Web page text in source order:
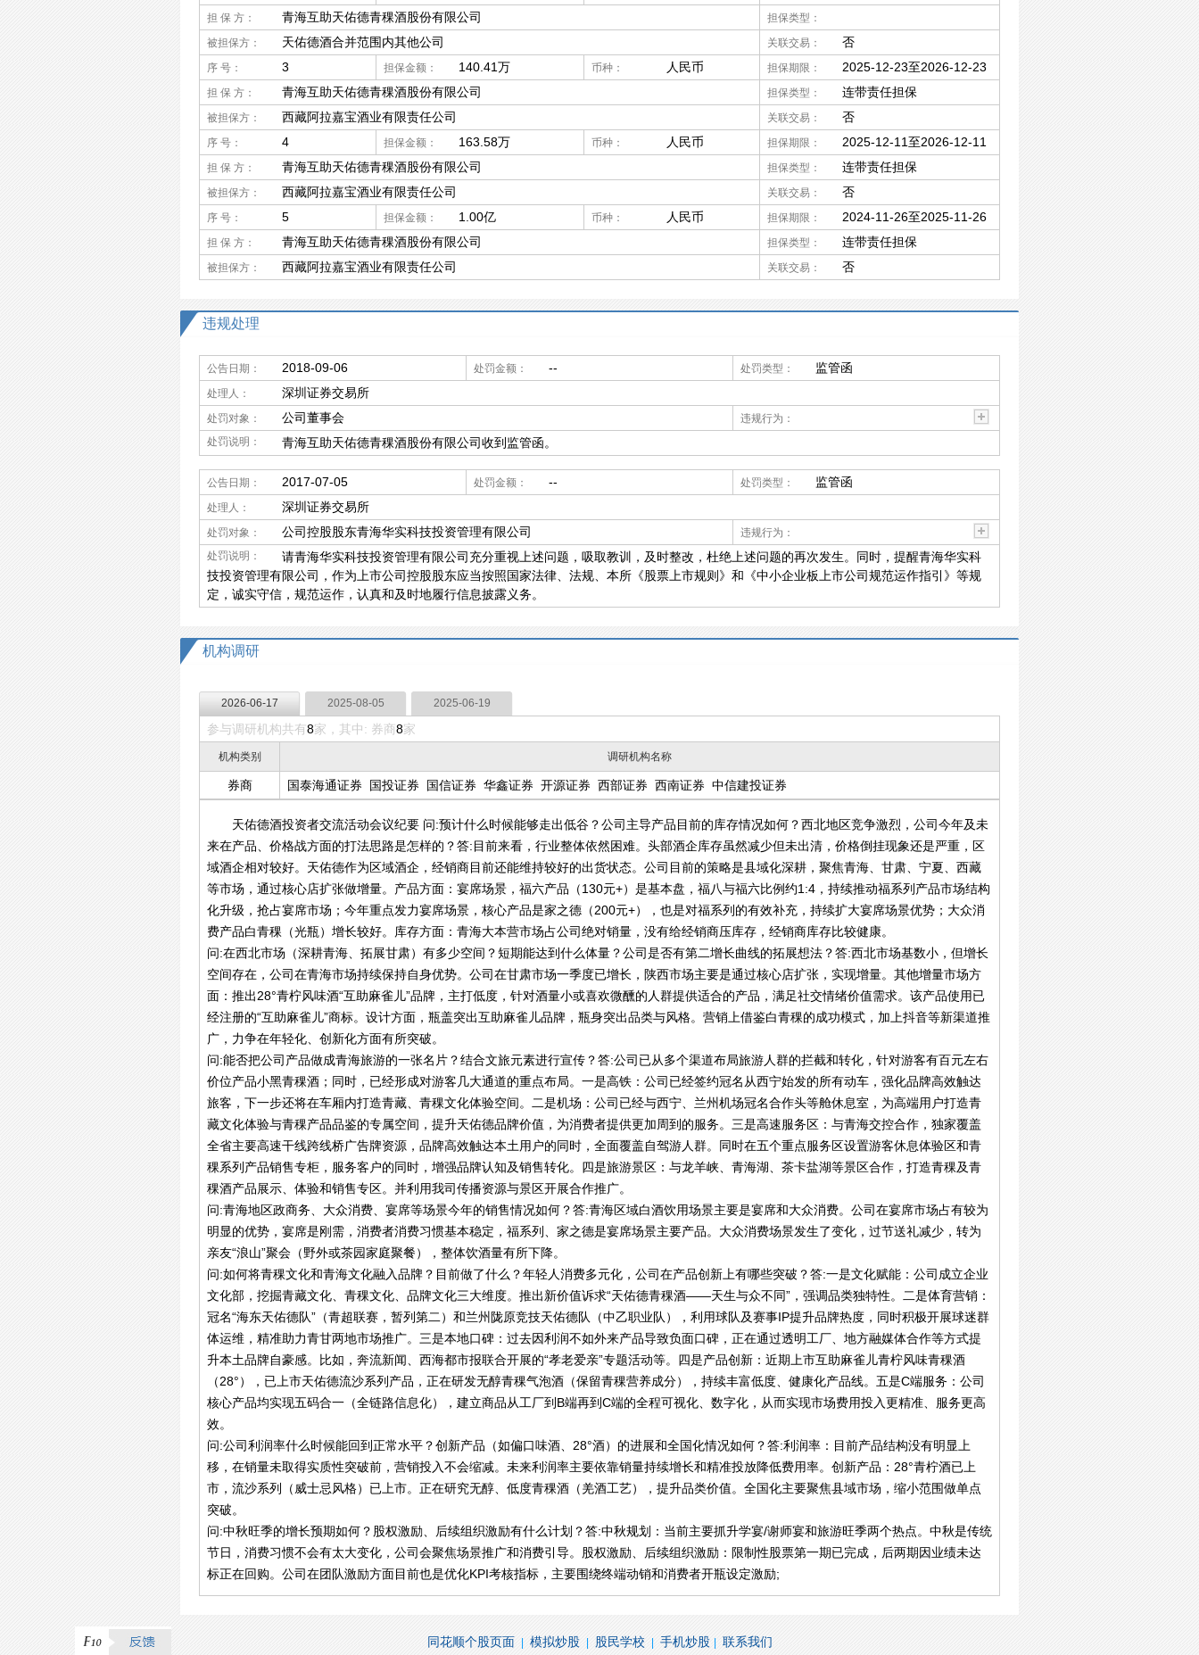
担 保 方： 青海互助天佑德青稞酒股份有限公司
担保类型：
被担保方：
天佑德酒合并范围内其他公司 关联交易： 否
序 号： 3 担保金额： 140.41万 币种： 人民币 担保期限： 2025-12-23至2026-12-23
担 保 方： 青海互助天佑德青稞酒股份有限公司 担保类型： 连带责任担保
被担保方： 西藏阿拉嘉宝酒业有限责任公司 关联交易： 否
序 号： 4 担保金额： 163.58万 币种： 人民币 担保期限： 2025-12-11至2026-12-11
担 保 方： 青海互助天佑德青稞酒股份有限公司 担保类型： 连带责任担保
被担保方： 西藏阿拉嘉宝酒业有限责任公司 关联交易： 否
序 号： 5 担保金额： 1.00亿 币种： 人民币 担保期限： 2024-11-26至2025-11-26
担 保 方： 青海互助天佑德青稞酒股份有限公司 担保类型： 连带责任担保
被担保方： 西藏阿拉嘉宝酒业有限责任公司 关联交易： 否
违规处理
公告日期： 2018-09-06 处罚金额： -- 处罚类型： 监管函
处理人： 深圳证券交易所
处罚对象： 公司董事会
违规行为：
处罚说明：
青海互助天佑德青稞酒股份有限公司收到监管函。
公告日期： 2017-07-05 处罚金额： -- 处罚类型： 监管函
处理人： 深圳证券交易所
处罚对象： 公司控股股东青海华实科技投资管理有限公司
违规行为：
处罚说明：
请青海华实科技投资管理有限公司充分重视上述问题，吸取教训，及时整改，杜绝上述问题的再次发生。同时，提醒青海华实科
技投资管理有限公司，作为上市公司控股股东应当按照国家法律、法规、本所《股票上市规则》和《中小企业板上市公司规范运作指引》等规
定，诚实守信，规范运作，认真和及时地履行信息披露义务。
机构调研
2026-06-17 2025-08-05 2025-06-19
参与调研机构共有8家，其中: 券商8家
机构类别 调研机构名称
券商 国泰海通证券 国投证券 国信证券 华鑫证券 开源证券 西部证券 西南证券 中信建投证券
天佑德酒投资者交流活动会议纪要 问:预计什么时候能够走出低谷？公司主导产品目前的库存情况如何？西北地区竞争激烈，公司今年及未
来在产品、价格战方面的打法思路是怎样的？答:目前来看，行业整体依然困难。头部酒企库存虽然减少但未出清，价格倒挂现象还是严重，区
域酒企相对较好。天佑德作为区域酒企，经销商目前还能维持较好的出货状态。公司目前的策略是县域化深耕，聚焦青海、甘肃、宁夏、西藏
等市场，通过核心店扩张做增量。产品方面：宴席场景，福六产品（130元+）是基本盘，福八与福六比例约1:4，持续推动福系列产品市场结构
化升级，抢占宴席市场；今年重点发力宴席场景，核心产品是家之德（200元+），也是对福系列的有效补充，持续扩大宴席场景优势；大众消
费产品白青稞（光瓶）增长较好。库存方面：青海大本营市场占公司绝对销量，没有给经销商压库存，经销商库存比较健康。
问:在西北市场（深耕青海、拓展甘肃）有多少空间？短期能达到什么体量？公司是否有第二增长曲线的拓展想法？答:西北市场基数小，但增长
空间存在，公司在青海市场持续保持自身优势。公司在甘肃市场一季度已增长，陕西市场主要是通过核心店扩张，实现增量。其他增量市场方
面：推出28°青柠风味酒“互助麻雀儿”品牌，主打低度，针对酒量小或喜欢微醺的人群提供适合的产品，满足社交情绪价值需求。该产品使用已
经注册的“互助麻雀儿”商标。设计方面，瓶盖突出互助麻雀儿品牌，瓶身突出品类与风格。营销上借鉴白青稞的成功模式，加上抖音等新渠道推
广，力争在年轻化、创新化方面有所突破。
问:能否把公司产品做成青海旅游的一张名片？结合文旅元素进行宣传？答:公司已从多个渠道布局旅游人群的拦截和转化，针对游客有百元左右
价位产品小黑青稞酒；同时，已经形成对游客几大通道的重点布局。一是高铁：公司已经签约冠名从西宁始发的所有动车，强化品牌高效触达
旅客，下一步还将在车厢内打造青藏、青稞文化体验空间。二是机场：公司已经与西宁、兰州机场冠名合作头等舱休息室，为高端用户打造青
藏文化体验与青稞产品品鉴的专属空间，提升天佑德品牌价值，为消费者提供更加周到的服务。三是高速服务区：与青海交控合作，独家覆盖
全省主要高速干线跨线桥广告牌资源，品牌高效触达本土用户的同时，全面覆盖自驾游人群。同时在五个重点服务区设置游客休息体验区和青
稞系列产品销售专柜，服务客户的同时，增强品牌认知及销售转化。四是旅游景区：与龙羊峡、青海湖、茶卡盐湖等景区合作，打造青稞及青
稞酒产品展示、体验和销售专区。并利用我司传播资源与景区开展合作推广。
问:青海地区政商务、大众消费、宴席等场景今年的销售情况如何？答:青海区域白酒饮用场景主要是宴席和大众消费。公司在宴席市场占有较为
明显的优势，宴席是刚需，消费者消费习惯基本稳定，福系列、家之德是宴席场景主要产品。大众消费场景发生了变化，过节送礼减少，转为
亲友“浪山”聚会（野外或茶园家庭聚餐），整体饮酒量有所下降。
问:如何将青稞文化和青海文化融入品牌？目前做了什么？年轻人消费多元化，公司在产品创新上有哪些突破？答:一是文化赋能：公司成立企业
文化部，挖掘青藏文化、青稞文化、品牌文化三大维度。推出新价值诉求“天佑德青稞酒——天生与众不同”，强调品类独特性。二是体育营销：
冠名“海东天佑德队”（青超联赛，暂列第二）和兰州陇原竞技天佑德队（中乙职业队），利用球队及赛事IP提升品牌热度，同时积极开展球迷群
体运维，精准助力青甘两地市场推广。三是本地口碑：过去因利润不如外来产品导致负面口碑，正在通过透明工厂、地方融媒体合作等方式提
升本土品牌自豪感。比如，奔流新闻、西海都市报联合开展的“孝老爱亲”专题活动等。四是产品创新：近期上市互助麻雀儿青柠风味青稞酒
（28°），已上市天佑德流沙系列产品，正在研发无醇青稞气泡酒（保留青稞营养成分），持续丰富低度、健康化产品线。五是C端服务：公司
核心产品均实现五码合一（全链路信息化），建立商品从工厂到B端再到C端的全程可视化、数字化，从而实现市场费用投入更精准、服务更高
效。
问:公司利润率什么时候能回到正常水平？创新产品（如偏口味酒、28°酒）的进展和全国化情况如何？答:利润率：目前产品结构没有明显上
移，在销量未取得实质性突破前，营销投入不会缩减。未来利润率主要依靠销量持续增长和精准投放降低费用率。创新产品：28°青柠酒已上
市，流沙系列（威士忌风格）已上市。正在研究无醇、低度青稞酒（羌酒工艺），提升品类价值。全国化主要聚焦县域市场，缩小范围做单点
突破。
问:中秋旺季的增长预期如何？股权激励、后续组织激励有什么计划？答:中秋规划：当前主要抓升学宴/谢师宴和旅游旺季两个热点。中秋是传统
节日，消费习惯不会有太大变化，公司会聚焦场景推广和消费引导。股权激励、后续组织激励：限制性股票第一期已完成，后两期因业绩未达
标正在回购。公司在团队激励方面目前也是优化KPI考核指标，主要围绕终端动销和消费者开瓶设定激励;
同花顺个股页面 | 模拟炒股 | 股民学校 | 手机炒股 | 联系我们